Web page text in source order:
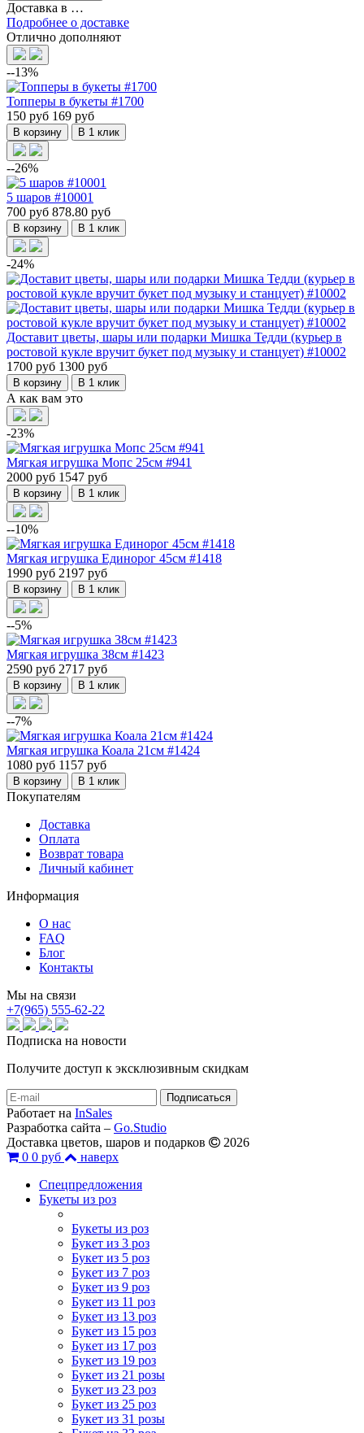
Доставка в …
Подробнее о доставке
Отлично дополняют
--13%
Топперы в букеты #1700
150 руб 169 руб
В корзину В 1 клик
--26%
5 шаров #10001
700 руб 878.80 руб
В корзину В 1 клик
-24%
Доставит цветы, шары или подарки Мишка Тедди (курьер в
ростовой кукле вручит букет под музыку и станцует) #10002
1700 руб 1300 руб
В корзину В 1 клик
А как вам это
-23%
Мягкая игрушка Мопс 25см #941
2000 руб 1547 руб
В корзину В 1 клик
--10%
Мягкая игрушка Единорог 45см #1418
1990 руб 2197 руб
В корзину В 1 клик
--5%
Мягкая игрушка 38см #1423
2590 руб 2717 руб
В корзину В 1 клик
--7%
Мягкая игрушка Коала 21см #1424
1080 руб 1157 руб
В корзину В 1 клик
Покупателям
Доставка
Оплата
Возврат товара
Личный кабинет
Информация
О нас
FAQ
Блог
Контакты
Мы на связи
+7(965) 555-62-22
Подписка на новости
Получите доступ к эксклюзивным скидкам
Работает на InSales
Разработка сайта – Go.Studio
Доставка цветов, шаров и подарков
2026
0 0 руб
наверх
Спецпредложения
Букеты из роз
Букеты из роз
Букет из 3 роз
Букет из 5 роз
Букет из 7 роз
Букет из 9 роз
Букет из 11 роз
Букет из 13 роз
Букет из 15 роз
Букет из 17 роз
Букет из 19 роз
Букет из 21 розы
Букет из 23 роз
Букет из 25 роз
Букет из 31 розы